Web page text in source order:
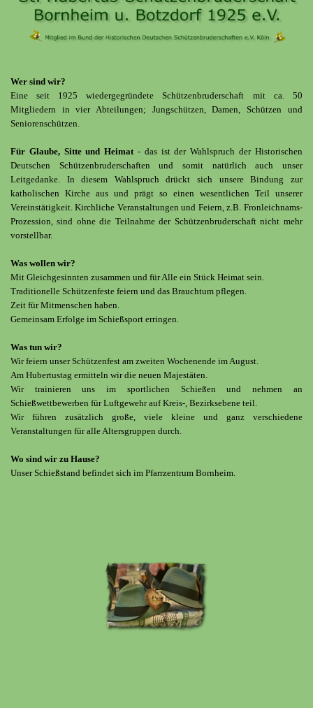
Wer sind wir?
Eine seit 1925 wiedergegründete Schützenbruderschaft mit ca. 50
Mitgliedern in vier Abteilungen; Jungschützen, Damen, Schützen und
Seniorenschützen.
Für Glaube, Sitte und Heimat - das ist der Wahlspruch der Historischen
Deutschen Schützenbruderschaften und somit natürlich auch unser
Leitgedanke. In diesem Wahlspruch drückt sich unsere Bindung zur
katholischen Kirche aus und prägt so einen wesentlichen Teil unserer
Vereinstätigkeit. Kirchliche Veranstaltungen und Feiern, z.B. Fronleichnams-
Prozession, sind ohne die Teilnahme der Schützenbruderschaft nicht mehr
vorstellbar.
Was wollen wir?
Mit Gleichgesinnten zusammen und für Alle ein Stück Heimat sein.
Traditionelle Schützenfeste feiern und das Brauchtum pflegen.
Zeit für Mitmenschen haben.
Gemeinsam Erfolge im Schießsport erringen.
Was tun wir?
Wir feiern unser Schützenfest am zweiten Wochenende im August.
Am Hubertustag ermitteln wir die neuen Majestäten.
Wir trainieren uns im sportlichen Schießen und nehmen an
Schießwettbewerben für Luftgewehr auf Kreis-, Bezirksebene teil.
Wir führen zusätzlich große, viele kleine und ganz verschiedene
Veranstaltungen für alle Altersgruppen durch.
Wo sind wir zu Hause?
Unser Schießstand befindet sich im Pfarrzentrum Bornheim.